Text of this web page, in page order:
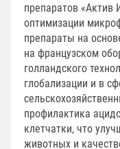
препаратов «Актив
оптимизации
препараты на
на французском
голландского
глобализации и в
профилактика
клетчатки, что
животных и